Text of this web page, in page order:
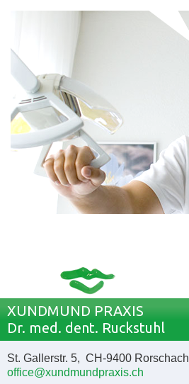
XUNDMUND PRAXIS
Dr. med. dent. Ruckstuhl
St. Gallerstr. 5, CH-9400 Rorschach
office@xundmundpraxis.ch